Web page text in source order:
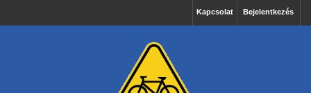
Bejelentkezés
Kapcsolat